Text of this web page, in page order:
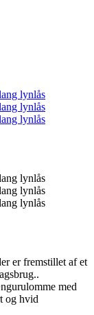
er fremstillet af et
med
og hvid